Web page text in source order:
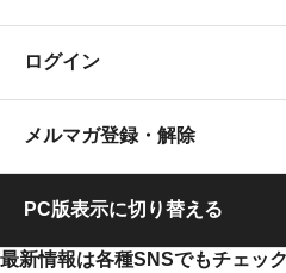
ログイン
メルマガ登録・解除
PC版表示に切り替える
最新情報は各種SNSでもチェッ